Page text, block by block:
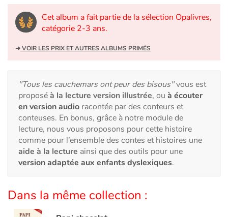
Documentaires
À l'école
Fêtes et évènements
Amour et amitié
Sujets de société
Émotions et sentiments
Cet album a fait partie de la sélection Opalivres,
catégorie 2-3 ans.
➜VOIR LES PRIX ET AUTRES ALBUMS PRIMÉS
"Tous les cauchemars ont peur des bisous"vous est
proposéà la lecture version illustrée, ou à écouter
en version audio racontée par des conteurs et
conteuses. En bonus, grâce à notre module de
lecture, nous vous proposons pour cette histoire
comme pour l’ensemble des contes et histoires une
aide à la lecture ainsi que des outils pour une
version adaptée aux enfants dyslexiques.
Dans la même collection :